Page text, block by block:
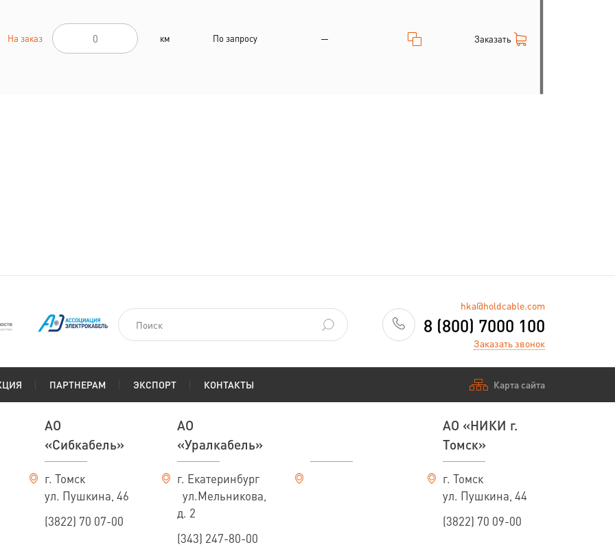
На заказ км По запросу — Заказать
hka@holdcable.com
8 (800) 7000 100
Заказать звонок
ПАРТНЕРАМ ЭКСПОРТ КОНТАКТЫ Карта сайта
АО
«Сибкабель»
г. Томск
ул. Пушкина, 46
(3822) 70 07-00
АО
«Уралкабель»
г. Екатеринбург
ул.Мельникова,
д. 2
(343) 247-80-00
АО «НИКИ г.
Томск»
г. Томск
ул. Пушкина, 44
(3822) 70 09-00